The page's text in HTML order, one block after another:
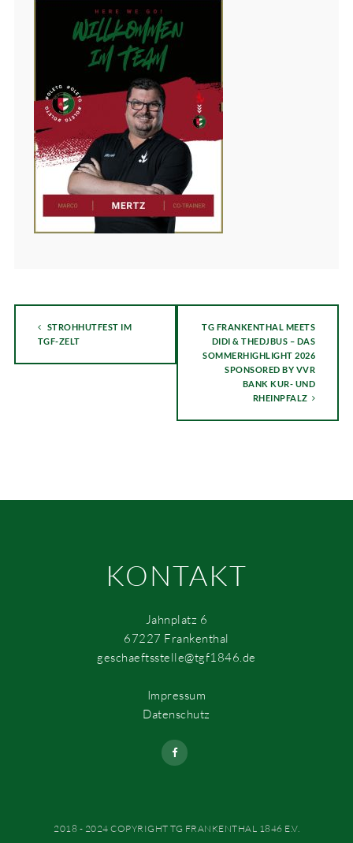
STROHHUTFEST IM
TGF-ZELT
TG FRANKENTHAL MEETS
DIDI & THEDJBUS – DAS
SOMMERHIGHLIGHT 2026
SPONSORED BY VVR
BANK KUR- UND
RHEINPFALZ
KONTAKT
Jahnplatz 6
67227 Frankenthal
geschaeftsstelle@tgf1846.de
Impressum
Datenschutz
2018 - 2024 COPYRIGHT TG FRANKENTHAL 1846 E.V.